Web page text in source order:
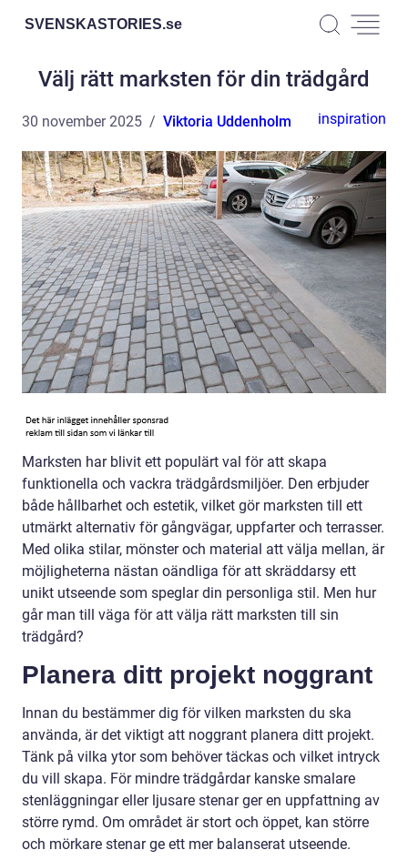
SVENSKASTORIES.se
Välj rätt marksten för din trädgård
30 november 2025 Viktoria Uddenholm inspiration
Marksten har blivit ett populärt val för att skapa
funktionella och vackra trädgårdsmiljöer. Den erbjuder
både hållbarhet och estetik, vilket gör marksten till ett
utmärkt alternativ för gångvägar, uppfarter och terrasser.
Med olika stilar, mönster och material att välja mellan, är
möjligheterna nästan oändliga för att skräddarsy ett
unikt utseende som speglar din personliga stil. Men hur
går man till väga för att välja rätt marksten till sin
trädgård?
Planera ditt projekt noggrant
Innan du bestämmer dig för vilken marksten du ska
använda, är det viktigt att noggrant planera ditt projekt.
Tänk på vilka ytor som behöver täckas och vilket intryck
du vill skapa. För mindre trädgårdar kanske smalare
stenläggningar eller ljusare stenar ger en uppfattning av
större rymd. Om området är stort och öppet, kan större
och mörkare stenar ge ett mer balanserat utseende.